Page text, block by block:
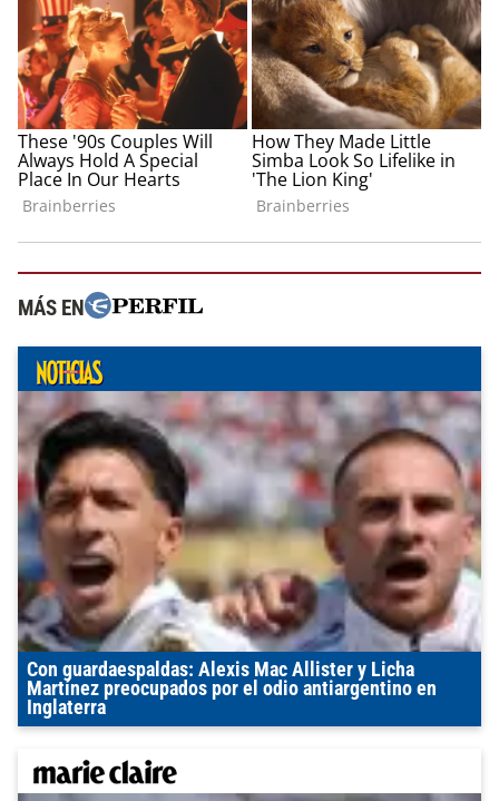
MÁS EN
Con guardaespaldas: Alexis Mac Allister y Licha
Martínez preocupados por el odio antiargentino en
Inglaterra